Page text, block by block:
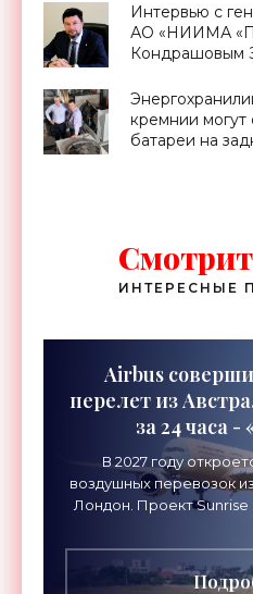
Интервью с
АО «НИИМА
Кондрашовым
Форума
«Смартфоны»
кремнии могут
батареи на
ИНТЕРЕСНЫЕ
Airbus
перелет из
за 24 часа
В 2027 году
воздушных перевозок
Лондон. Проект Sunrise